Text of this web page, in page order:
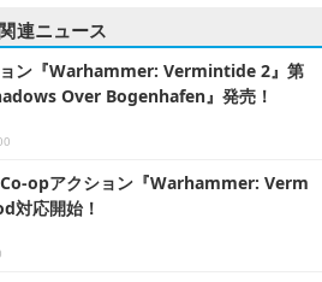
関連ニュース
ン『Warhammer: Vermintide 2』第
Over Bogenhafen』発売！
opアクション『Warhammer: Verm
対応開始！